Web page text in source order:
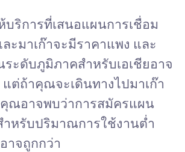
บริการที่เสนอแผนการเชื่อม
ะมาเก๊าจะมีราคาแพง และ
ะดับภูมิภาคสำหรับเอเชียอาจ
ต่ถ้าคุณจะเดินทางไปมาเก๊า
คุณอาจพบว่าการสมัครแผน
ำหรับปริมาณการใช้งานต่ำ
าจถูกกว่า